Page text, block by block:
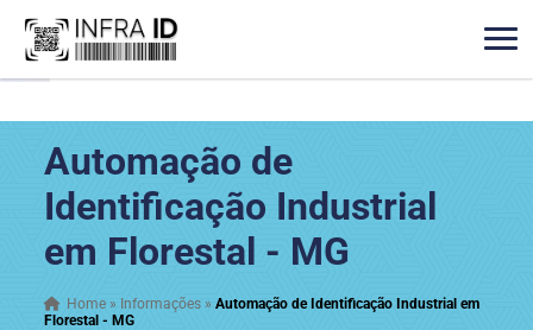
Automação de
Identificação Industrial
em Florestal - MG
Home » Informações »Automação de Identificação Industrial em
Florestal - MG